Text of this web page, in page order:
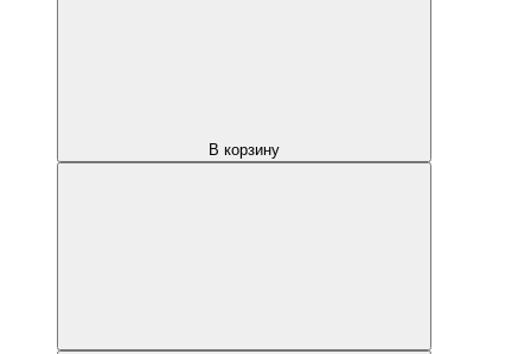
В корзину